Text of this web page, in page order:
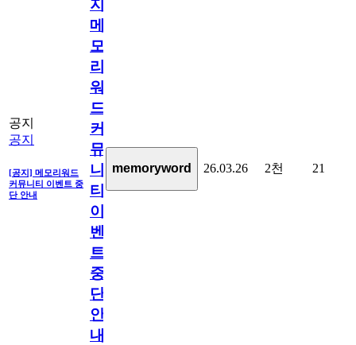
공지
공지
[공지] 메모리워드
커뮤니티 이벤트 중
단 안내
지]
메
모
리
워
드
커
뮤
니
티
이
벤
트
중
단
안
내
memoryword 26.03.26 2천 21